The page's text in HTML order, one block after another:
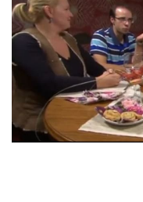
Design
Sledujte prima+
Přihlášení